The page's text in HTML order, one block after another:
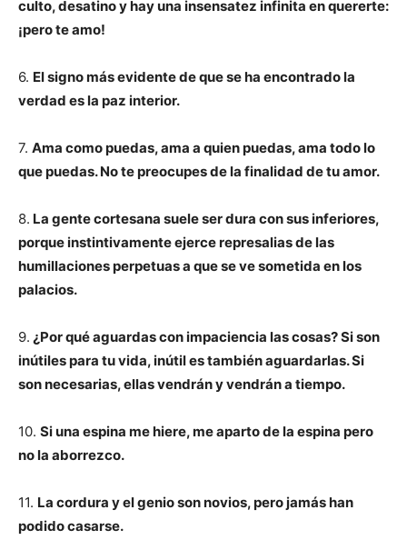
culto, desatino y hay una insensatez infinita en quererte:
¡pero te amo!
6. El signo más evidente de que se ha encontrado la
verdad es la paz interior.
7. Ama como puedas, ama a quien puedas, ama todo lo
que puedas. No te preocupes de la finalidad de tu amor.
8. La gente cortesana suele ser dura con sus inferiores,
porque instintivamente ejerce represalias de las
humillaciones perpetuas a que se ve sometida en los
palacios.
9. ¿Por qué aguardas con impaciencia las cosas? Si son
inútiles para tu vida, inútil es también aguardarlas. Si
son necesarias, ellas vendrán y vendrán a tiempo.
10. Si una espina me hiere, me aparto de la espina pero
no la aborrezco.
11. La cordura y el genio son novios, pero jamás han
podido casarse.